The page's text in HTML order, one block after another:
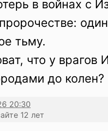
в войнах с
тьму.
что у врагов
до колен?
12 лет